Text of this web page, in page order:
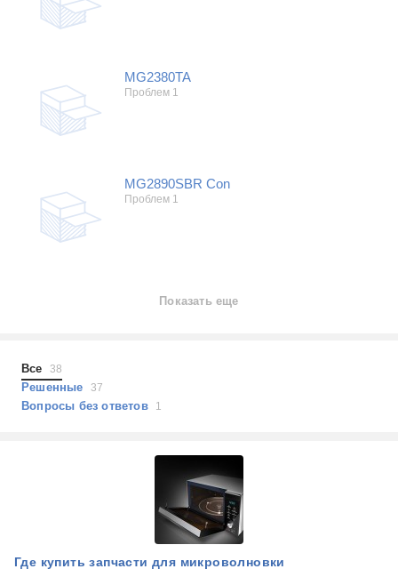
MG2380TA
Проблем 1
MG2890SBR Con
Проблем 1
Показать еще
Все 38
Решенные 37
Вопросы без ответов 1
Где купить запчасти для микроволновки